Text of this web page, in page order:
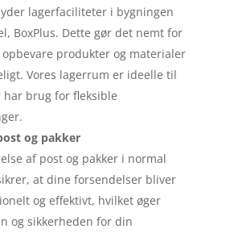
lagerfaciliteter i bygningen
BoxPlus. Dette gør det nemt for
produkter og materialer
Vores lagerrum er ideelle til
brug for fleksible
og pakker
af post og pakker i normal
at dine forsendelser bliver
og effektivt, hvilket øger
og sikkerheden for din